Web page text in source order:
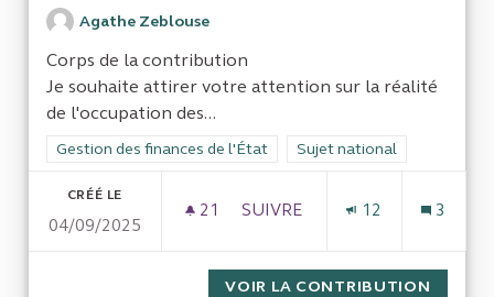
Agathe Zeblouse
Corps de la contribution
Je souhaite attirer votre attention sur la réalité
de l'occupation des...
Filtrer les résultats de la catégorie : Gestion des finances de
Gestion des finances de l'État Filtrer les résultats pour le
Sujet national
CRÉÉ LE
04/09/2025
21 21 ABONNÉS
SUIVRE
12 3
VOIR LA CONTRIBUTION